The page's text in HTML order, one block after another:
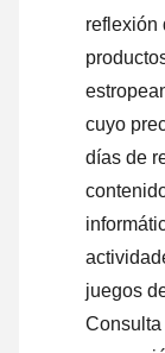
reflexión
cuyo
días de
juegos